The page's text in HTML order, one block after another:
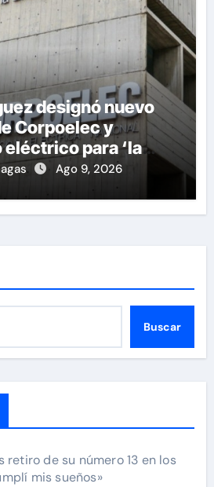
designó nuevo
Corpoelec y
para ‘la
del servicio’
Ago 9, 2026
Buscar
retiro de su número 13 en los
mis sueños»